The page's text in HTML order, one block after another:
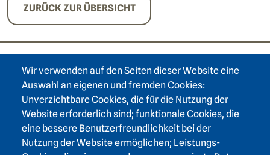
Wir verwenden auf den Seiten dieser Website eine
Auswahl an eigenen und fremden Cookies:
Unverzichtbare Cookies, die für die Nutzung der
Website erforderlich sind; funktionale Cookies, die
eine bessere Benutzerfreundlichkeit bei der
Nutzung der Website ermöglichen; Leistungs-
ZURÜCK ZUR ÜBERSICHT
Footer area one
Footer area three
Heidelberger Akademie der Wissenschaften